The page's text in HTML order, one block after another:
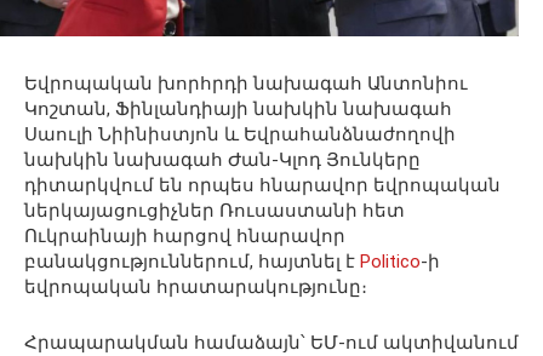
Եվրոպական խորհրդի նախագահ Անտոնիու
Կոշտան, Ֆինլանդիայի նախկին նախագահ
Սաուլի Նիինիստյոն և Եվրահանձնաժողովի
նախկին նախագահ Ժան-Կլոդ Յունկերը
դիտարկվում են որպես հնարավոր եվրոպական
ներկայացուցիչներ Ռուսաստանի հետ
Ուկրաինայի հարցով հնարավոր
բանակցություններում, հայտնել է Politico-ի
եվրոպական հրատարակությունը։
Հրապարակման համաձայն՝ ԵՄ-ում ակտիվանում